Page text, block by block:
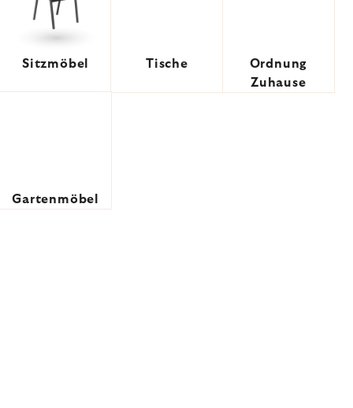
Sitzmöbel Tische
Ordnung
Zuhause
Gartenmöbel